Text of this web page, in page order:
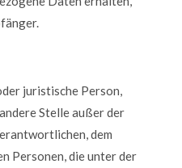
juristische Person,
Stelle außer der
dem
Personen, die unter der